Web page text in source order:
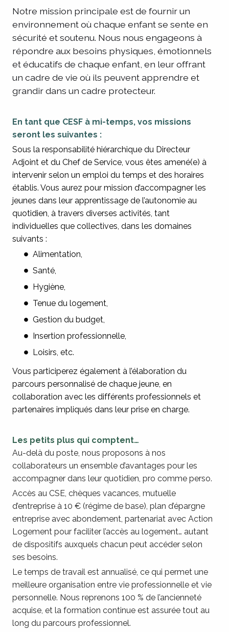
Notre mission principale est de fournir un
environnement où chaque enfant se sente en
sécurité et soutenu. Nous nous engageons à
répondre aux besoins physiques, émotionnels
et éducatifs de chaque enfant, en leur offrant
un cadre de vie où ils peuvent apprendre et
grandir dans un cadre protecteur.
En tant que CESF à mi-temps, vos missions
seront les suivantes :
Sous la responsabilité hiérarchique du Directeur
Adjoint et du Chef de Service, vous êtes amené(e) à
intervenir selon un emploi du temps et des horaires
établis. Vous aurez pour mission d’accompagner les
jeunes dans leur apprentissage de l’autonomie au
quotidien, à travers diverses activités, tant
individuelles que collectives, dans les domaines
suivants :
Alimentation,
Santé,
Hygiène,
Tenue du logement,
Gestion du budget,
Insertion professionnelle,
Loisirs, etc.
Vous participerez également à l’élaboration du
parcours personnalisé de chaque jeune, en
collaboration avec les différents professionnels et
partenaires impliqués dans leur prise en charge.
Les petits plus qui comptent…
Au-delà du poste, nous proposons à nos
collaborateurs un ensemble d’avantages pour les
accompagner dans leur quotidien, pro comme perso.
Accès au CSE, chèques vacances, mutuelle
d’entreprise à 10 € (régime de base), plan d’épargne
entreprise avec abondement, partenariat avec Action
Logement pour faciliter l’accès au logement… autant
de dispositifs auxquels chacun peut accéder selon
ses besoins.
Le temps de travail est annualisé, ce qui permet une
meilleure organisation entre vie professionnelle et vie
personnelle. Nous reprenons 100 % de l’ancienneté
acquise, et la formation continue est assurée tout au
long du parcours professionnel.